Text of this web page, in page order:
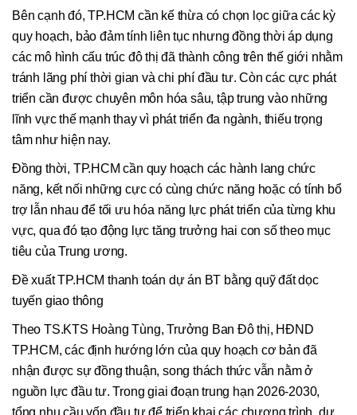
Bên cạnh đó, TP.HCM cần kế thừa có chọn lọc giữa các kỳ
quy hoạch, bảo đảm tính liên tục nhưng đồng thời áp dụng
các mô hình cấu trúc đô thị đã thành công trên thế giới nhằm
tránh lãng phí thời gian và chi phí đầu tư. Còn các cực phát
triển cần được chuyên môn hóa sâu, tập trung vào những
lĩnh vực thế mạnh thay vì phát triển đa ngành, thiếu trọng
tâm như hiện nay.
Đồng thời, TP.HCM cần quy hoạch các hành lang chức
năng, kết nối những cực có cùng chức năng hoặc có tính bổ
trợ lẫn nhau để tối ưu hóa năng lực phát triển của từng khu
vực, qua đó tạo động lực tăng trưởng hai con số theo mục
tiêu của Trung ương.
Đề xuất TP.HCM thanh toán dự án BT bằng quỹ đất dọc
tuyến giao thông
Theo TS.KTS Hoàng Tùng, Trưởng Ban Đô thị, HĐND
TP.HCM, các định hướng lớn của quy hoạch cơ bản đã
nhận được sự đồng thuận, song thách thức vẫn nằm ở
nguồn lực đầu tư. Trong giai đoạn trung hạn 2026-2030,
tổng nhu cầu vốn đầu tư để triển khai các chương trình, dự